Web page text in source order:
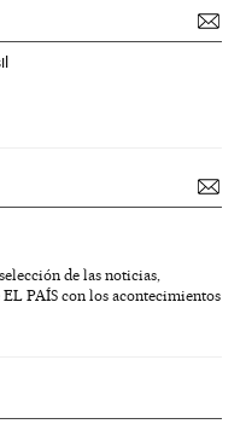
de las noticias,
PAÍS con los acontecimientos